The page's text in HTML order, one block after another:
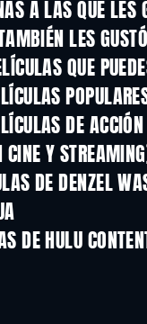
A LAS QUE LES
LES GUSTÓ
QUE
DE
CINE Y
DE DENZEL
DE HULU CONTENT